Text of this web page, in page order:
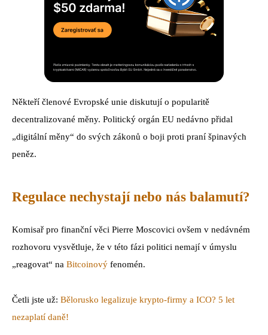
Někteří členové Evropské unie diskutují o popularitě
decentralizované měny. Politický orgán EU nedávno přidal
„digitální měny“ do svých zákonů o boji proti praní špinavých
peněz.
Regulace nechystají nebo nás balamutí?
Komisař pro finanční věci Pierre Moscovici ovšem v nedávném
rozhovoru vysvětluje, že v této fázi politici nemají v úmyslu
„reagovat“ na Bitcoinový fenomén.
Četli jste už: Bělorusko legalizuje krypto-firmy a ICO? 5 let
nezaplatí daně!